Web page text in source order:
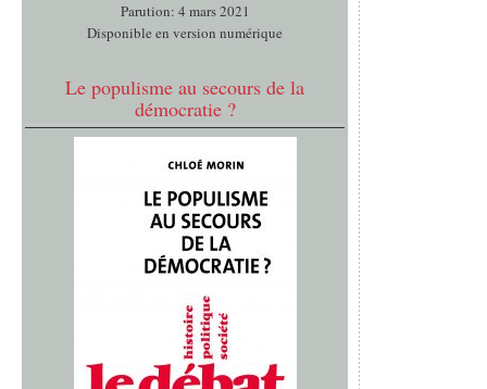
Parution: 4 mars 2021
Disponible en version numérique
Le populisme au secours de la
démocratie ?